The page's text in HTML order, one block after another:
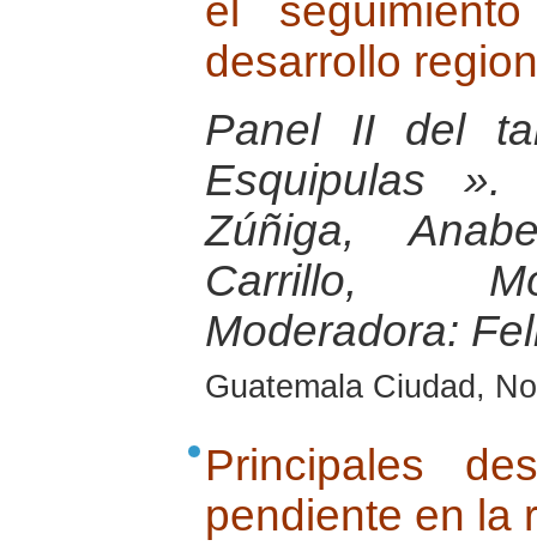
el
desarrollo
Panel II del
Esquipulas ».
Zúñiga,
Carrillo,
Moderadora:
Guatemala Ciudad,
Principales
pendiente en la